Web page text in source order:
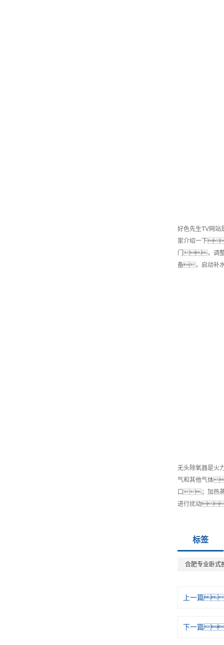
好色先生TV网站
家介绍一下
门，调整
备，启动补
无头除氧器是火
气和其他气体
口；加热蒸
进行扰动
标签
合肥专业卧式
上一篇
下一篇